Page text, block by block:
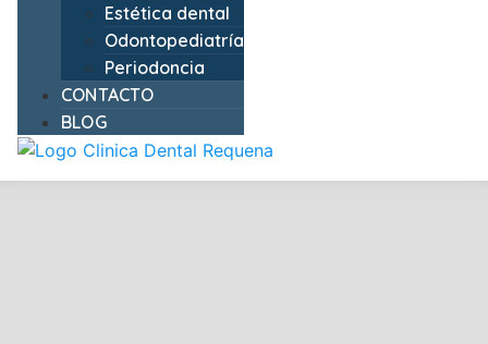
Estética dental
Odontopediatría
Periodoncia
CONTACTO
BLOG